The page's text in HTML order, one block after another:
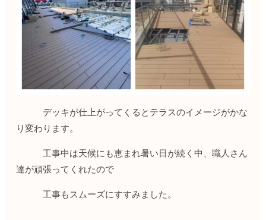
デッキが仕上がってくるとテラスのイメージがかな
り変わります。
工事中は天候にも恵まれ暑い日が続く中、職人さん
達が頑張ってくれたので
工事もスムーズにすすみました。